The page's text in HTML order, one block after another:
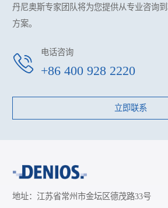
丹尼奥斯专家团队将为您提供从专业咨询
方案。
电话咨询
+86 400 928 2220
立即联系
地址：江苏省常州市金坛区德茂路33号